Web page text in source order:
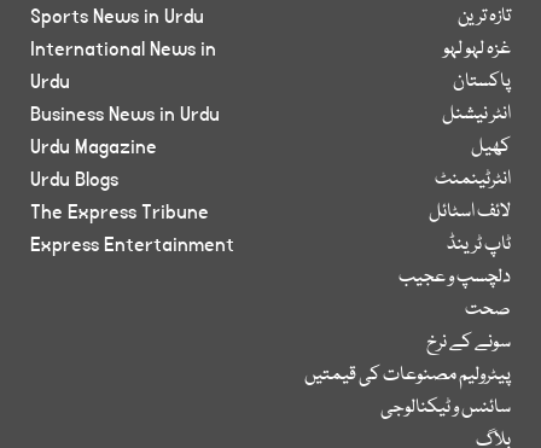
تازہ ترین
غزہ لہو لہو
پاکستان
انٹر نیشنل
کھیل
انٹرٹینمنٹ
لائف اسٹائل
ٹاپ ٹرینڈ
دلچسپ و عجیب
صحت
سونے کے نرخ
پیٹرولیم مصنوعات کی قیمتیں
سائنس و ٹیکنالوجی
بلاگ
Sports News in Urdu
International News in
Urdu
Business News in Urdu
Urdu Magazine
Urdu Blogs
The Express Tribune
Express Entertainment